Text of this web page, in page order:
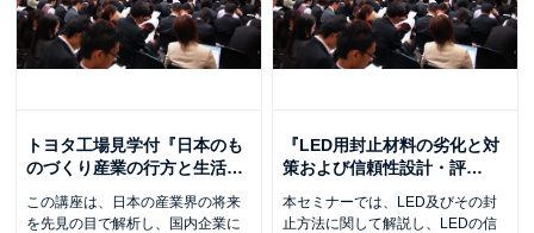
トヨタ工場見学付『日本のも
のづくり産業の行方と生活…
この講座は、日本の産業界の将来
を先見の目で解析し、国内企業に
『LED用封止材料の劣化と対
策および信頼性設計・評…
本セミナーでは、LED及びその封
止方法に関して解説し、LEDの信